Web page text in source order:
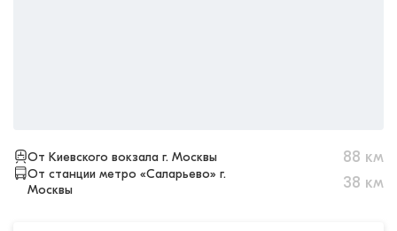
От Киевского вокзала г. Москвы 88 км
От станции метро «Саларьево» г.
Москвы
38 км